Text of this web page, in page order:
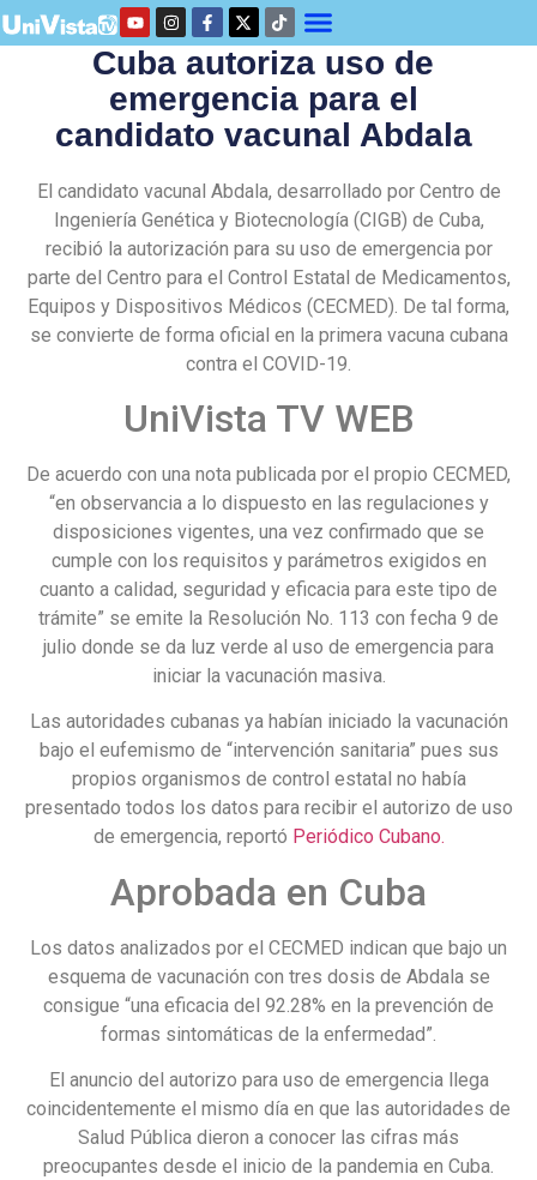
Cuba autoriza uso de
emergencia para el
candidato vacunal Abdala
El candidato vacunal Abdala, desarrollado por Centro de
Ingeniería Genética y Biotecnología (CIGB) de Cuba,
recibió la autorización para su uso de emergencia por
parte del Centro para el Control Estatal de Medicamentos,
Equipos y Dispositivos Médicos (CECMED). De tal forma,
se convierte de forma oficial en la primera vacuna cubana
contra el COVID-19.
UniVista TV WEB
De acuerdo con una nota publicada por el propio CECMED,
“en observancia a lo dispuesto en las regulaciones y
disposiciones vigentes, una vez confirmado que se
cumple con los requisitos y parámetros exigidos en
cuanto a calidad, seguridad y eficacia para este tipo de
trámite” se emite la Resolución No. 113 con fecha 9 de
julio donde se da luz verde al uso de emergencia para
iniciar la vacunación masiva.
Las autoridades cubanas ya habían iniciado la vacunación
bajo el eufemismo de “intervención sanitaria” pues sus
propios organismos de control estatal no había
presentado todos los datos para recibir el autorizo de uso
de emergencia, reportó Periódico Cubano.
Aprobada en Cuba
Los datos analizados por el CECMED indican que bajo un
esquema de vacunación con tres dosis de Abdala se
consigue “una eficacia del 92.28% en la prevención de
formas sintomáticas de la enfermedad”.
El anuncio del autorizo para uso de emergencia llega
coincidentemente el mismo día en que las autoridades de
Salud Pública dieron a conocer las cifras más
preocupantes desde el inicio de la pandemia en Cuba.